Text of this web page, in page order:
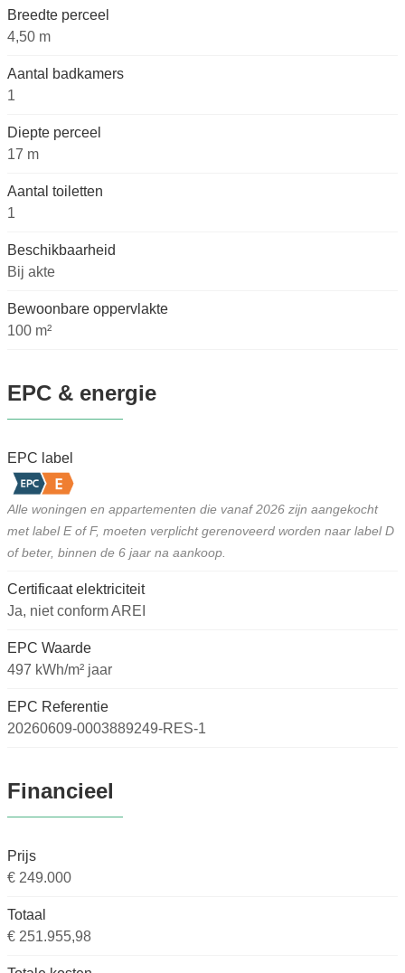
Breedte perceel
4,50 m
Aantal badkamers
1
Diepte perceel
17 m
Aantal toiletten
1
Beschikbaarheid
Bij akte
Bewoonbare oppervlakte
100 m²
EPC & energie
EPC label
Alle woningen en appartementen die vanaf 2026 zijn aangekocht
met label E of F, moeten verplicht gerenoveerd worden naar label D
of beter, binnen de 6 jaar na aankoop.
Certificaat elektriciteit
Ja, niet conform AREI
EPC Waarde
497 kWh/m² jaar
EPC Referentie
20260609-0003889249-RES-1
Financieel
Prijs
€ 249.000
Totaal
€ 251.955,98